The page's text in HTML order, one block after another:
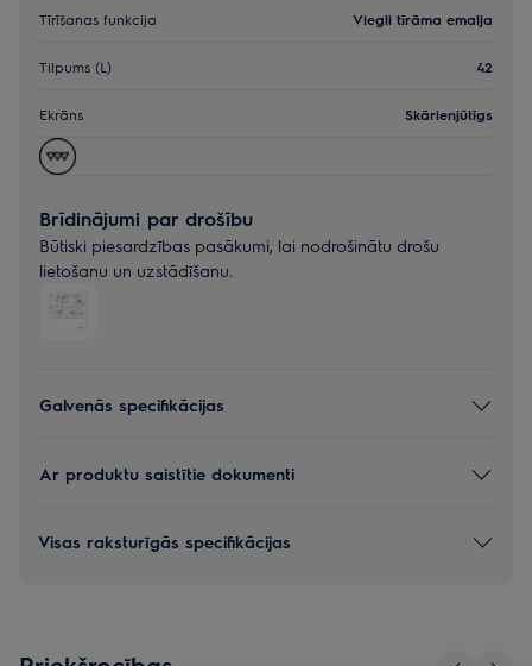
Tīrīšanas funkcija Viegli tīrāma emalja
Tilpums (L) 42
Ekrāns Skārienjūtīgs
Brīdinājumi par drošību
Būtiski piesardzības pasākumi, lai nodrošinātu drošu
lietošanu un uzstādīšanu.
Galvenās specifikācijas
Ar produktu saistītie dokumenti
Visas raksturīgās specifikācijas